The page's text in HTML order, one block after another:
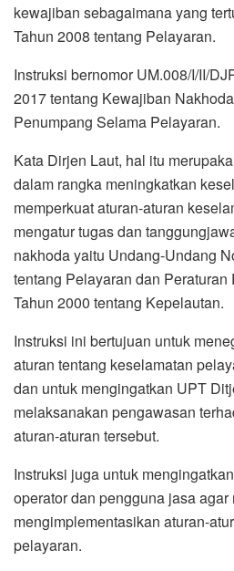
kewajiban sebagaimana yang
Tahun 2008 tentang Pelayaran.
Instruksi bernomor UM.008/I/II/
2017 tentang Kewajiban
Penumpang Selama Pelayaran.
Kata Dirjen Laut, hal itu
dalam rangka meningkatkan
memperkuat aturan-aturan
mengatur tugas dan
nakhoda yaitu Undang-Undang
tentang Pelayaran dan
Tahun 2000 tentang Kepelautan.
Instruksi ini bertujuan untuk
aturan tentang keselamatan
dan untuk mengingatkan UPT
melaksanakan pengawasan
aturan-aturan tersebut.
Instruksi juga untuk
operator dan pengguna jasa agar
mengimplementasikan aturan-
pelayaran.